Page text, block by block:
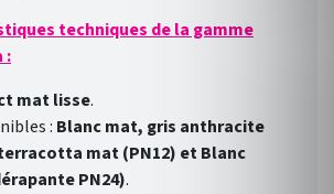
techniques de la gamme
:
mat lisse.
: Blanc mat, gris anthracite
mat (PN12) et Blanc
PN24).